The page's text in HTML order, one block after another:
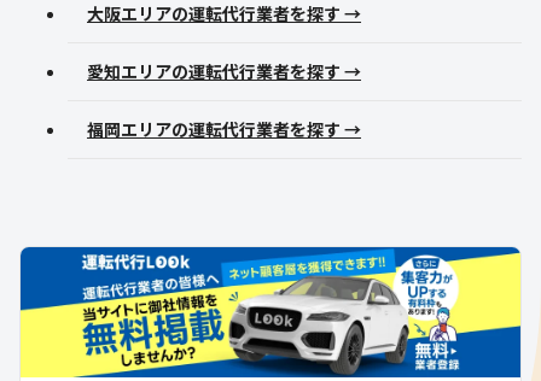
大阪エリアの運転代行業者を探す →
愛知エリアの運転代行業者を探す →
福岡エリアの運転代行業者を探す →